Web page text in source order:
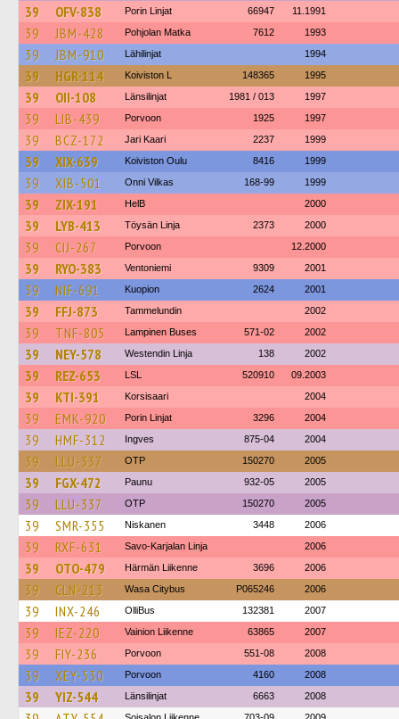
39 OFV-838 Porin Linjat 66947 11.1991
39 JBM-428 Pohjolan Matka 7612 1993
39 JBM-910 Lähilinjat 1994
39 HGR-114 Koiviston L 148365 1995
39 OII-108 Länsilinjat 1981 / 013 1997
39 LIB-439 Porvoon 1925 1997
39 BCZ-172 Jari Kaari 2237 1999
39 XIX-639 Koiviston Oulu 8416 1999
39 XIB-501 Onni Vilkas 168-99 1999
39 ZIX-191 HelB 2000
39 LYB-413 Töysän Linja 2373 2000
39 CIJ-267 Porvoon 12.2000
39 RYO-383 Ventoniemi 9309 2001
39 NIF-691 Kuopion 2624 2001
39 FFJ-873 Tammelundin 2002
39 TNF-805 Lampinen Buses 571-02 2002
39 NEY-578 Westendin Linja 138 2002
39 REZ-653 LSL 520910 09.2003
39 KTI-391 Korsisaari 2004
39 EMK-920 Porin Linjat 3296 2004
39 HMF-312 Ingves 875-04 2004
39 LLU-337 OTP 150270 2005
39 FGX-472 Paunu 932-05 2005
39 LLU-337 OTP 150270 2005
39 SMR-355 Niskanen 3448 2006
39 RXF-631 Savo-Karjalan Linja 2006
39 OTO-479 Härmän Liikenne 3696 2006
39 CLN-213 Wasa Citybus P065246 2006
39 INX-246 OlliBus 132381 2007
39 IEZ-220 Vainion Liikenne 63865 2007
39 FIY-236 Porvoon 551-08 2008
39 XEY-530 Porvoon 4160 2008
39 YIZ-544 Länsilinjat 6663 2008